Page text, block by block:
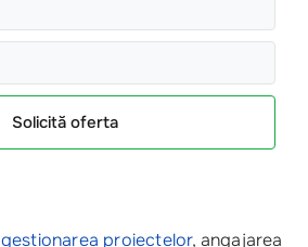
Solicită oferta
gestionarea proiectelor, angajarea